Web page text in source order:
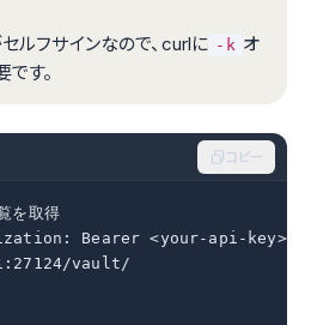
ルフサインなので、curlに -k オ
す。
コピー
を取得
Bearer <your-api-key>"
vault/